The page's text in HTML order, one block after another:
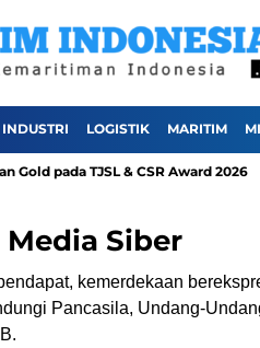
INDUSTRI LOGISTIK MARITIM
pada TJSL & CSR Award 2026
Siber
kemerdekaan
Pancasila, Undang-